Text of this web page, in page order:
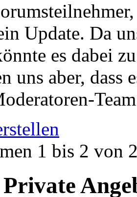
Update. Da
es dabei
uns aber, dass
Team
1 bis 2 von
Private